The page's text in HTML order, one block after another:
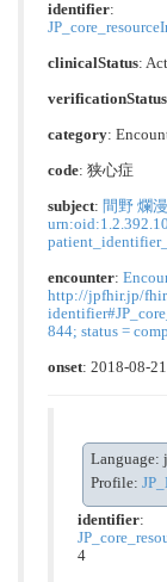
identifier:
clinicalStatus:
verificationStatus
category:
code: 狭心症
subject: 間野 爛
encounter:
http://jpfhir.jp/fhir/
844; status =
onset: 2018-08-21
Language:
Profile:
identifier:
4